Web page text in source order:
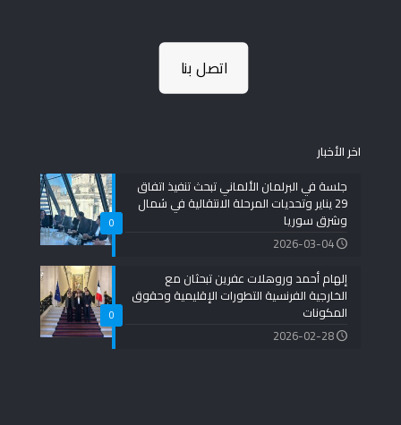
اتصل بنا
اخر الأخبار
0
جلسة في البرلمان الألماني تبحث تنفيذ اتفاق
29 يناير وتحديات المرحلة الانتقالية في شمال
وشرق سوريا
2026-03-04
0
إلهام أحمد وروهلات عفرين تبحثان مع
الخارجية الفرنسية التطورات الإقليمية وحقوق
المكونات
2026-02-28